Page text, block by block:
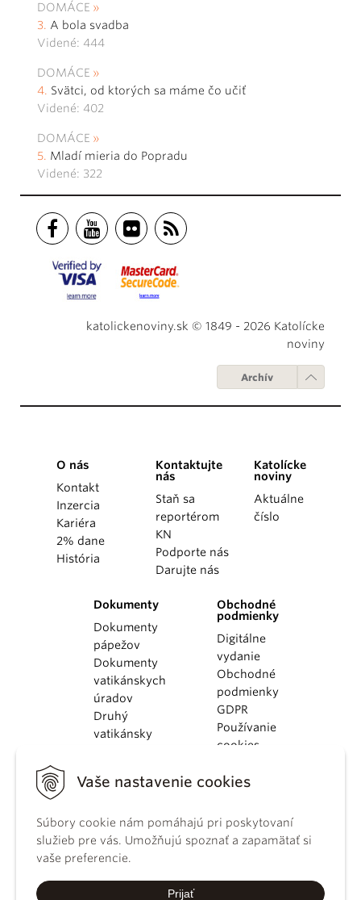
Vaše nastavenie cookies
Súbory cookie nám pomáhajú pri poskytovaní
služieb pre vás. Umožňujú spoznať a zapamätať si
vaše preferencie.
Prijať
DOMÁCE
A bola svadba
Videné: 444
DOMÁCE
Svätci, od ktorých sa máme čo učiť
Videné: 402
DOMÁCE
Mladí mieria do Popradu
Videné: 322
katolickenoviny.sk © 1849 - 2026 Katolícke
noviny
Archív
O nás
Kontakt
Inzercia
Kariéra
2% dane
História
Kontaktujte
nás
Staň sa
reportérom
KN
Podporte nás
Darujte nás
Katolícke
noviny
Aktuálne
číslo
Dokumenty
Dokumenty
pápežov
Dokumenty
vatikánskych
úradov
Druhý
vatikánsky
KBS
kánonického
práva
Katechizmus
Obchodné
podmienky
Digitálne
vydanie
Obchodné
podmienky
GDPR
Používanie
cookies